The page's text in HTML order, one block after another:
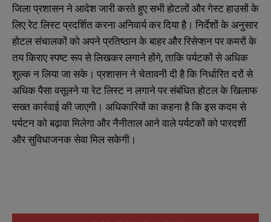
जिला प्रशासन ने आदेश जारी करते हुए सभी होटलों और गेस्ट हाउसों के
लिए रेट लिस्ट प्रदर्शित करना अनिवार्य कर दिया है। निर्देशों के अनुसार
होटल संचालकों को अपने प्रतिष्ठान के बाहर और रिसेप्शन पर कमरों के
तय किराए स्पष्ट रूप से लिखकर लगाने होंगे, ताकि पर्यटकों से अधिक
शुल्क न लिया जा सके। प्रशासन ने चेतावनी दी है कि निर्धारित दरों से
अधिक पैसा वसूलने या रेट लिस्ट न लगाने पर संबंधित होटल के खिलाफ
सख्त कार्रवाई की जाएगी। अधिकारियों का कहना है कि इस कदम से
पर्यटन को बढ़ावा मिलेगा और नैनीताल आने वाले पर्यटकों को पारदर्शी
और सुविधाजनक सेवा मिल सकेगी।